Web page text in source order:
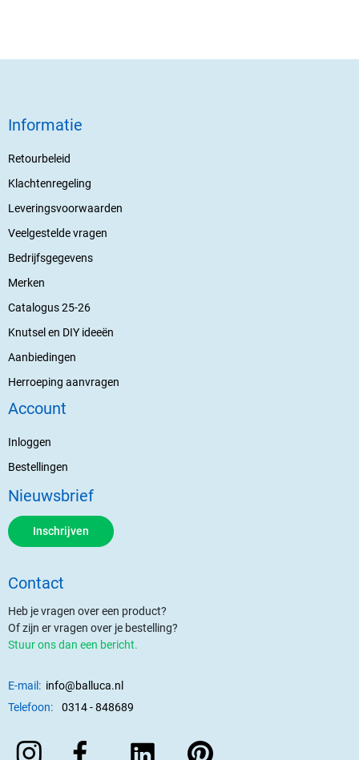
Informatie
Retourbeleid
Klachtenregeling
Leveringsvoorwaarden
Veelgestelde vragen
Bedrijfsgegevens
Merken
Catalogus 25-26
Knutsel en DIY ideeën
Aanbiedingen
Herroeping aanvragen
Account
Inloggen
Bestellingen
Nieuwsbrief
Inschrijven
Contact
Heb je vragen over een product?
Of zijn er vragen over je bestelling?
Stuur ons dan een bericht.
E-mail: info@balluca.nl
Telefoon:
0314 - 848689